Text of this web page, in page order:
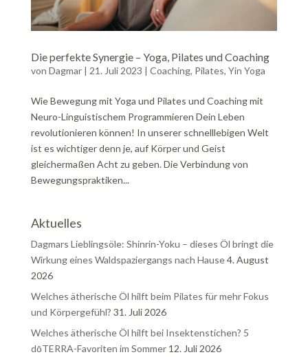
Die perfekte Synergie – Yoga, Pilates und Coaching
von Dagmar| 21. Juli 2023 | Coaching, Pilates, Yin Yoga
Wie Bewegung mit Yoga und Pilates und Coaching mit
Neuro-Linguistischem Programmieren Dein Leben
revolutionieren können! In unserer schnelllebigen Welt
ist es wichtiger denn je, auf Körper und Geist
gleichermaßen Acht zu geben. Die Verbindung von
Bewegungspraktiken...
Aktuelles
Dagmars Lieblingsöle: Shinrin-Yoku – dieses Öl bringt die
Wirkung eines Waldspaziergangs nach Hause4. August
2026
Welches ätherische Öl hilft beim Pilates für mehr Fokus
und Körpergefühl? 31. Juli 2026
Welches ätherische Öl hilft bei Insektenstichen? 5
dōTERRA-Favoriten im Sommer 12. Juli 2026